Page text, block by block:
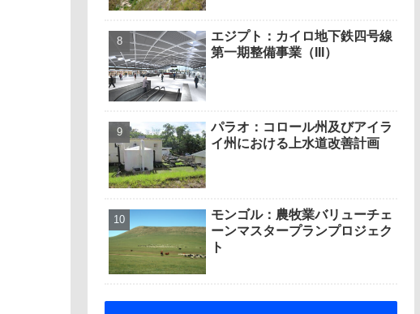
エジプト：カイロ地下鉄四号線
第一期整備事業（III）
パラオ：コロール州及びアイラ
イ州における上水道改善計画
モンゴル：農牧業バリューチェ
ーンマスタープランプロジェク
ト